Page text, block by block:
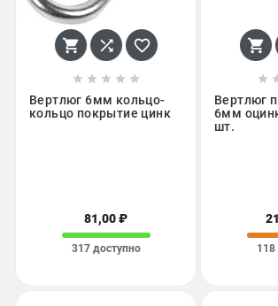
  
    
Вертлюг 6мм кольцо-
кольцо покрытие цинк
81,00 ₽
317 доступно


Вертлюг
6мм
шт.
118